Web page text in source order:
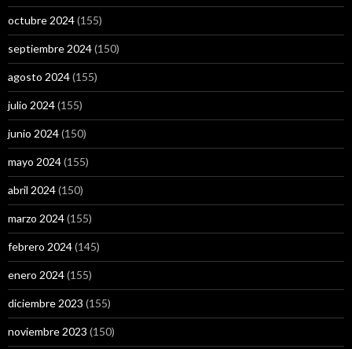
octubre 2024(155)
septiembre 2024(150)
agosto 2024(155)
julio 2024(155)
junio 2024(150)
mayo 2024(155)
abril 2024(150)
marzo 2024(155)
febrero 2024(145)
enero 2024(155)
diciembre 2023 (155)
noviembre 2023 (150)